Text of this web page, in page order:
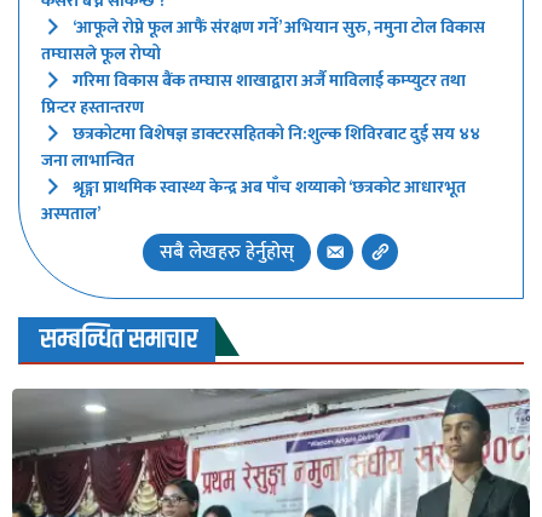
‘आफूले रोप्ने फूल आफैं संरक्षण गर्ने’ अभियान सुरु, नमुना टोल विकास
तम्घासले फूल रोप्यो
गरिमा विकास बैंक तम्घास शाखाद्वारा अर्जै माविलाई कम्प्युटर तथा
प्रिन्टर हस्तान्तरण
छत्रकोटमा बिशेषज्ञ डाक्टरसहितको नि:शुल्क शिविरबाट दुई सय ४४
जना लाभान्वित
श्रृङ्गा प्राथमिक स्वास्थ्य केन्द्र अब पाँच शय्याको ‘छत्रकोट आधारभूत
अस्पताल’
सबै लेखहरु हेर्नुहोस्
सम्बन्धित समाचार